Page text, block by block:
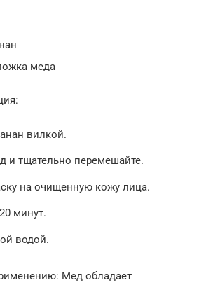
меда
вилкой.
и тщательно перемешайте.
на очищенную кожу лица.
минут.
водой.
Мед обладает